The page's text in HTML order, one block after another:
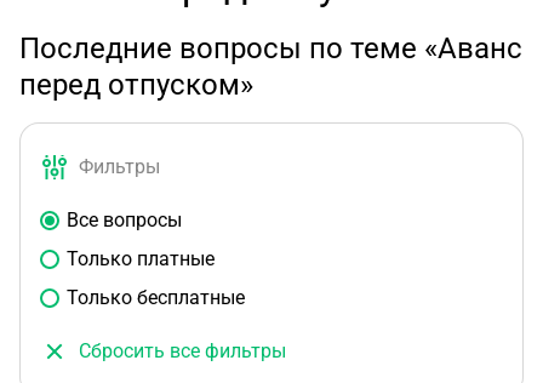
Последние вопросы по теме «Аванс
перед отпуском»
Фильтры
Все вопросы
Только платные
Только бесплатные
Сбросить все фильтры